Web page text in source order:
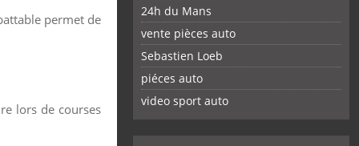
permet de
lors de courses
FACEBOOKTWITTER
24h du Mans
vente pièces auto
Sebastien Loeb
piéces auto
video sport auto